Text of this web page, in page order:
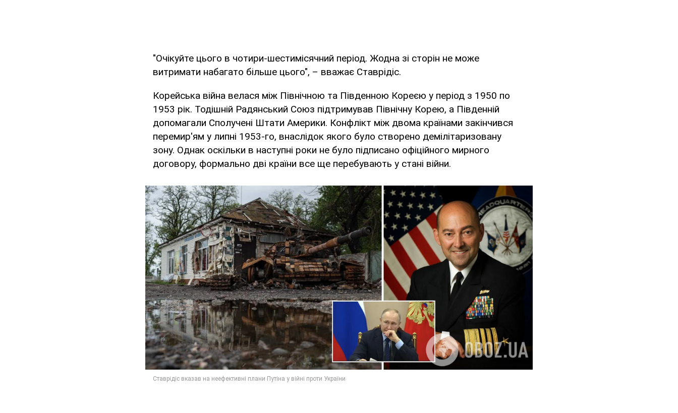
"Очікуйте цього в чотири-шестимісячний період. Жодна зі сторін не може
витримати набагато більше цього", – вважає Ставрідіс.
Корейська війна велася між Північною та Південною Кореєю у період з 1950 по
1953 рік. Тодішній Радянський Союз підтримував Північну Корею, а Південній
допомагали Сполучені Штати Америки. Конфлікт між двома країнами закінчився
перемир'ям у липні 1953-го, внаслідок якого було створено демілітаризовану
зону. Однак оскільки в наступні роки не було підписано офіційного мирного
договору, формально дві країни все ще перебувають у стані війни.